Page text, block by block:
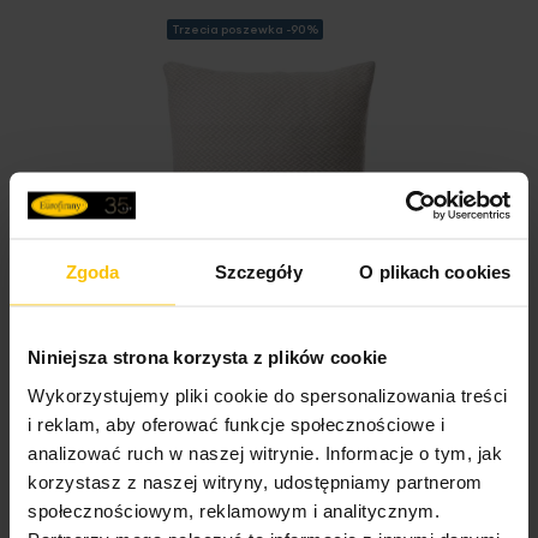
Zgoda Szczegóły O plikach cookies
Niniejsza strona korzysta z plików cookie
Wykorzystujemy pliki cookie do spersonalizowania treści
i reklam, aby oferować funkcje społecznościowe i
analizować ruch w naszej witrynie. Informacje o tym, jak
korzystasz z naszej witryny, udostępniamy partnerom
społecznościowym, reklamowym i analitycznym.
Trzecia poszewka -90%
Poszewka na poduszkę
45x45 cm beżowo, biała z
drobnym wzorem jodełki
AKRYL 3